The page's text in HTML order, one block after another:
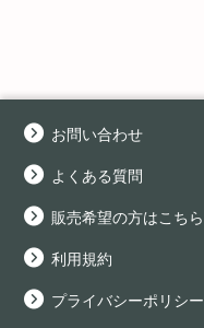
お問い合わせ
よくある質問
販売希望の方はこちら
利用規約
プライバシーポリシー